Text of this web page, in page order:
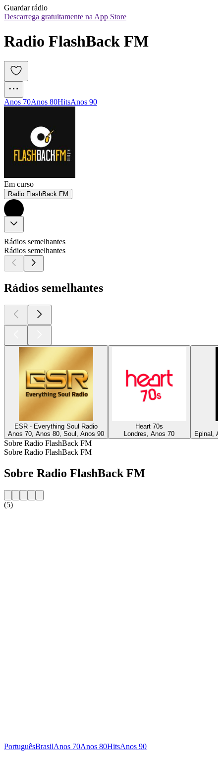
Guardar rádio
Descarrega gratuitamente na App Store
Radio FlashBack FM
Anos 70Anos 80HitsAnos 90
Em curso
Radio FlashBack FM
Rádios semelhantes
Rádios semelhantes
Rádios semelhantes
ESR - Everything Soul Radio
Anos 70, Anos 80, Soul, Anos 90
Heart 70s
Londres, Anos 70
Epinal,
Sobre Radio FlashBack FM
Sobre Radio FlashBack FM
Sobre Radio FlashBack FM
(5)
PortuguêsBrasilAnos 70Anos 80HitsAnos 90